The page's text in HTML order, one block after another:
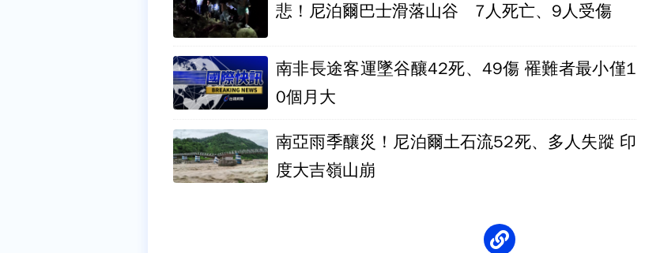
悲！尼泊爾巴士滑落山谷 7人死亡、9人受傷
南非長途客運墜谷釀42死、49傷 罹難者最小僅1
0個月大
南亞雨季釀災！尼泊爾土石流52死、多人失蹤 印
度大吉嶺山崩